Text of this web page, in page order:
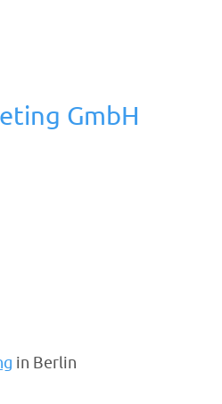
GmbH
in Berlin